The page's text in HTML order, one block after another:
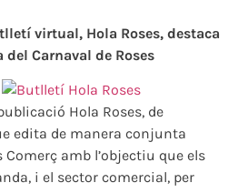
virtual, Hola Roses, destaca
Carnaval de Roses
Hola Roses, de
edita de manera conjunta
Comerç amb l’objectiu que els
i el sector comercial, per